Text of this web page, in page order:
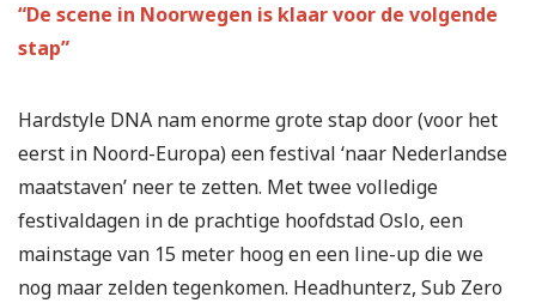
“De scene in Noorwegen is klaar voor de volgende
stap”
Hardstyle DNA nam enorme grote stap door (voor het
eerst in Noord-Europa) een festival ‘naar Nederlandse
maatstaven’ neer te zetten. Met twee volledige
festivaldagen in de prachtige hoofdstad Oslo, een
mainstage van 15 meter hoog en een line-up die we
nog maar zelden tegenkomen. Headhunterz, Sub Zero